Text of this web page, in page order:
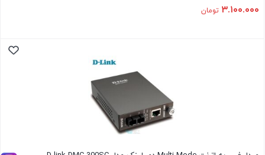
۳.۱۰۰.۰۰۰ تومان